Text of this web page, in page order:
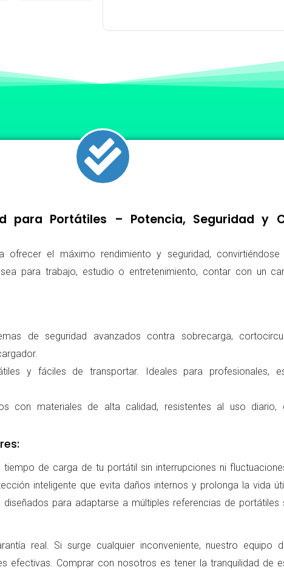
para Portátiles – Potencia, Seguridad y
ofrecer el máximo rendimiento y seguridad,
para trabajo, estudio o entretenimiento, contar con un
de seguridad avanzados contra sobrecarga,
y fáciles de transportar. Ideales para profesionales,
con materiales de alta calidad, resistentes al uso diario,
tiempo de carga de tu portátil sin interrupciones ni
inteligente que evita daños internos y prolonga la vida
para adaptarse a múltiples referencias de portátiles
real. Si surge cualquier inconveniente, nuestro
efectivas. Comprar con nosotros es tener la tranquilidad de